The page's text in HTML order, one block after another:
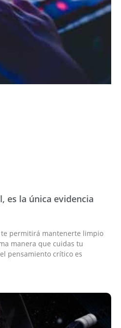
es la única evidencia
permitirá mantenerte limpio
manera que cuidas tu
pensamiento crítico es